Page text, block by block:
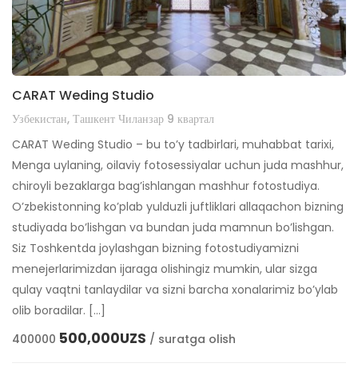
CARAT Weding Studio
Узбекистан, Ташкент Чиланзар 9 квартал
CARAT Weding Studio – bu to’y tadbirlari, muhabbat tarixi,
Menga uylaning, oilaviy fotosessiyalar uchun juda mashhur,
chiroyli bezaklarga bag’ishlangan mashhur fotostudiya.
O’zbekistonning ko’plab yulduzli juftliklari allaqachon bizning
studiyada bo’lishgan va bundan juda mamnun bo’lishgan.
Siz Toshkentda joylashgan bizning fotostudiyamizni
menejerlarimizdan ijaraga olishingiz mumkin, ular sizga
qulay vaqtni tanlaydilar va sizni barcha xonalarimiz bo’ylab
olib boradilar. […]
400000 500,000UZS / suratga olish